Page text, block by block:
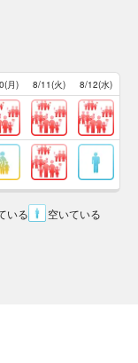
月) 8/11(火) 8/12(水)
いる
空いている